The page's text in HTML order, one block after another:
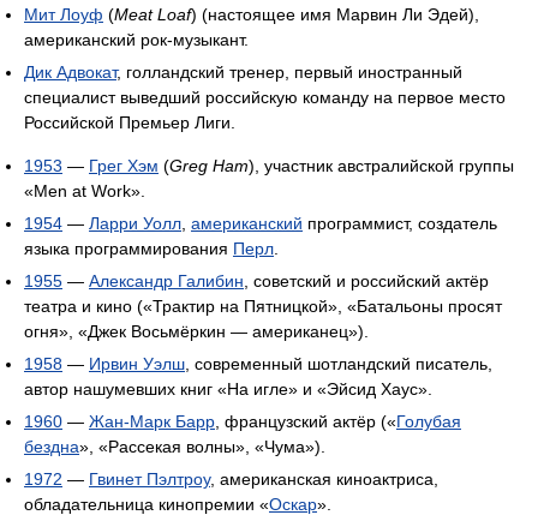
Мит Лоуф (Meat Loaf) (настоящее имя Марвин Ли Эдей),
американский рок-музыкант.
Дик Адвокат, голландский тренер, первый иностранный
специалист выведший российскую команду на первое место
Российской Премьер Лиги.
1953 — Грег Хэм (Greg Ham), участник австралийской группы
«Men at Work».
1954 — Ларри Уолл американский программист, создатель
языка программирования Перл
1955 — Александр Галибин , советский и российский актёр
театра и кино («Трактир на Пятницкой», «Батальоны просят
огня», «Джек Восьмёркин — американец»).
1958 — Ирвин Уэлш , современный шотландский писатель,
автор нашумевших книг «На игле» и «Эйсид Хаус».
1960 — Жан-Марк Барр , французский актёр («Голубая
бездна», «Рассекая волны», «Чума»).
1972 — Гвинет Пэлтроу, американская киноактриса,
обладательница кинопремии «Оскар».